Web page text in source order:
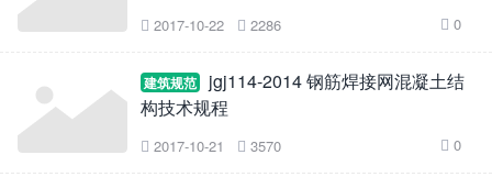
 2017-10-22  2286  0
建筑规范
jgj114-2014 钢筋焊接网混凝土结
构技术规程
 2017-10-21  3570  0